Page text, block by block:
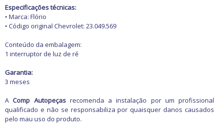
GPS e Acessórios
Ignição
Injeção
Maçanetas e Fechaduras
Máquinas e Ferramentas
Motor
Óleos e Aditivos
Produtos de limpeza
Refrigeração
Rodas e Pneus
Especificações técnicas:
• Marca: Flório
• Código original Chevrolet: 23.049.569
Conteúdo da embalagem:
1 interruptor de luz de ré
Garantia:
3 meses
AComp Autopeçasrecomenda a instalação por um profissional
qualificado e não se responsabiliza por quaisquer danos causados
pelo mau uso do produto.